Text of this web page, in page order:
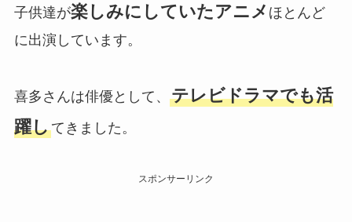
子供達が楽しみにしていたアニメ ほとんど
に出演しています。
喜多さんは俳優として、 テレビドラマでも活
躍してきました。
スポンサーリンク